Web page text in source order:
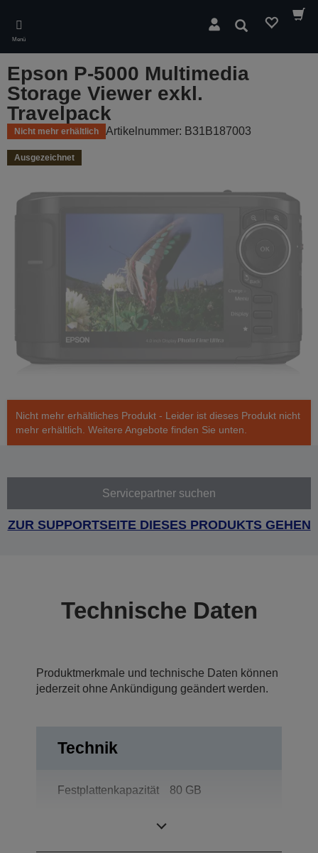
main
content
Menü
Suchen
Epson P-5000 Multimedia
Storage Viewer exkl.
Travelpack
Nicht mehr erhältlich Artikelnummer: B31B187003
Ausgezeichnet
Nicht mehr erhältliches Produkt - Leider ist dieses Produkt nicht
mehr erhältlich. Weitere Angebote finden Sie unten.
Servicepartner suchen
ZUR SUPPORTSEITE DIESES PRODUKTS GEHEN
Technische Daten
Produktmerkmale und technische Daten können
jederzeit ohne Ankündigung geändert werden.
Technik
Festplattenkapazität 80 GB